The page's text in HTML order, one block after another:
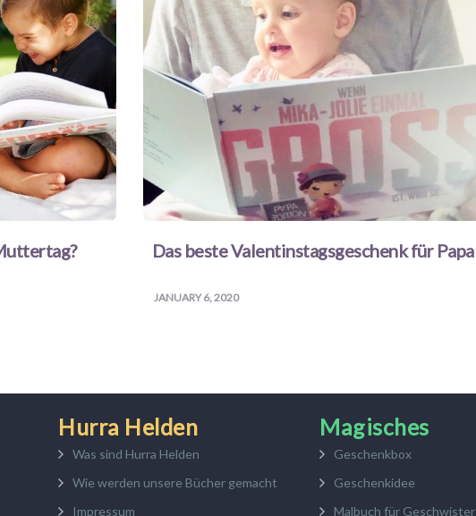
Das beste Valentinstagsgeschenk für Papa
JANUARY 6, 2020
Hurra Helden
Was sind Hurra Helden
Wie werden unsere Bücher gemacht
Impressum
Magisches
Geschenkbox
Geschenkidee
Malbuch für Geschwister